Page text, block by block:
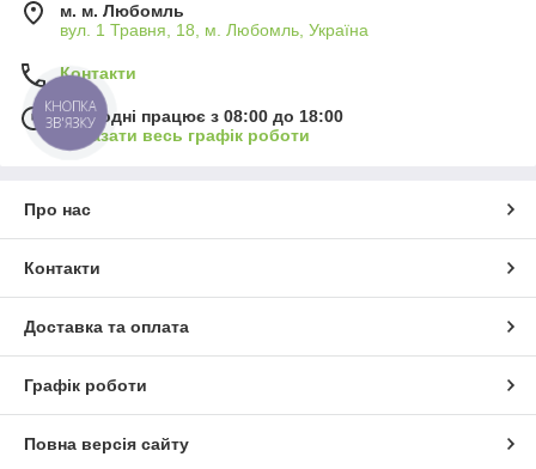
м. м. Любомль
вул. 1 Травня, 18, м. Любомль, Україна
Контакти
Сьогодні працює з 08:00 до 18:00
Показати весь графік роботи
Про нас
Контакти
Доставка та оплата
Графік роботи
Повна версія сайту
КНОПКА
ЗВ'ЯЗКУ